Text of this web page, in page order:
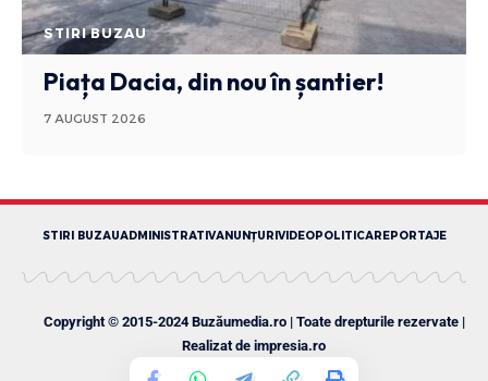
STIRI BUZAU
Piața Dacia, din nou în șantier!
7 AUGUST 2026
STIRI BUZAUADMINISTRATIVANUNȚURI VIDEOPOLITICAREPORTAJE
Copyright © 2015-2024 Buzăumedia.ro | Toate drepturile rezervate |
Realizat de impresia.ro